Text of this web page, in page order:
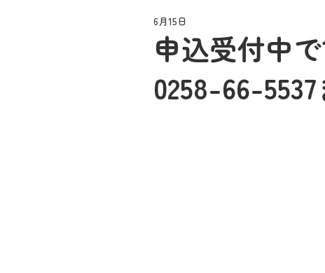
申込受付中
0258-66-
6月15日